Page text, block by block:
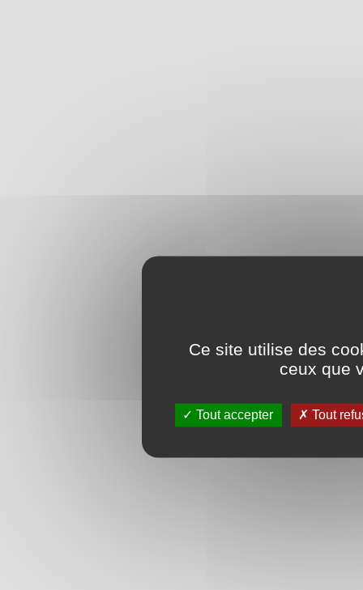
Ce site utilise des
ceux que
Tout accepter Tout